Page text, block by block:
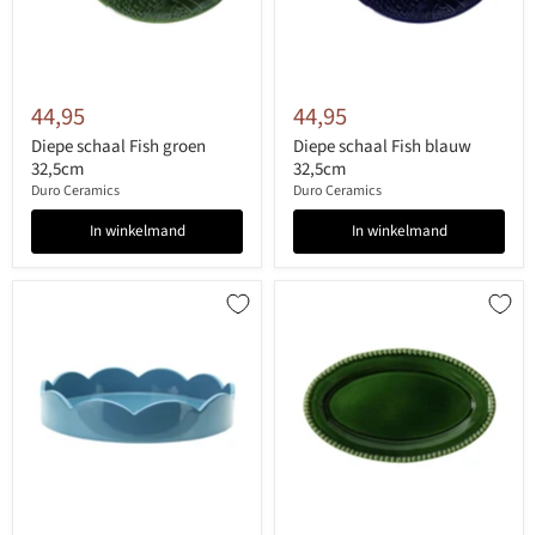
44,95
Diepe schaal Fish groen
32,5cm
Duro Ceramics
In winkelmand
44,95
Diepe schaal Fish blauw
32,5cm
Duro Ceramics
In winkelmand